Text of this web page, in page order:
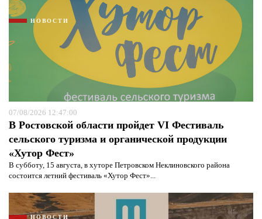
НОВОСТИ
07/08/2026 12:47:00
В Ростовской области пройдет VI Фестиваль
сельского туризма и органической продукции
«Хутор Фест»
В субботу, 15 августа, в хуторе Петровском Неклиновского района
состоится летний фестиваль «Хутор Фест»...
НОВОСТИ